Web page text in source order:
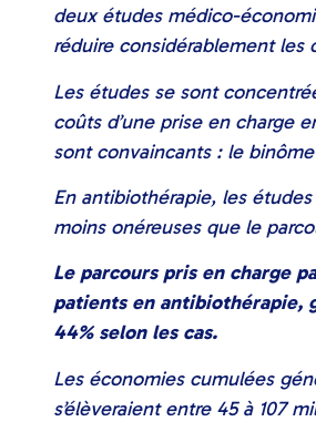
deux études médico-
réduire considérablement les
Les études se sont
coûts d’une prise en charge
sont convaincants : le
​En antibiothérapie, les
moins onéreuses que le
Le parcours pris en charge
patients en antibiothérapie,
44% selon les cas.
Les économies cumulées
s’élèveraient entre 45 à 107